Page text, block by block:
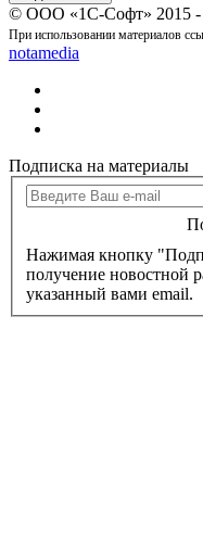
© ООО «1С-Софт» 2015 -
При использовании материалов
notamedia
Подписка на материалы
Нажимая кнопку
получение новостной
указанный вами email.